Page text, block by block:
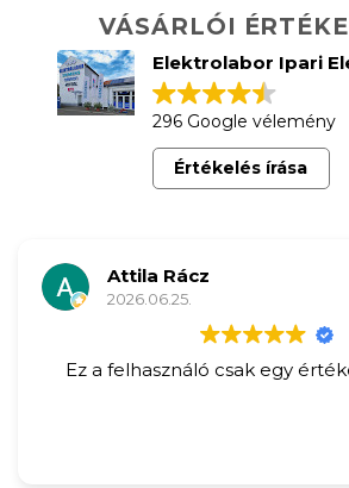
VÁSÁRLÓI
Elektrolabor Ipari
296 Google vélemény
Értékelés írása
Attila Rácz
2026.06.25.
Ez a felhasználó csak egy